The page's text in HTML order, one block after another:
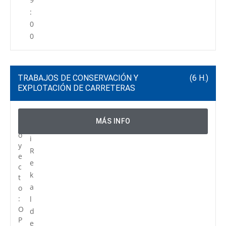
:
0
0
TRABAJOS DE CONSERVACIÓN Y
EXPLOTACIÓN DE CARRETERAS
(6 H.)
o
y
e
c
t
o
:
O
P
i
R
e
k
a
l
d
e
MÁS INFO